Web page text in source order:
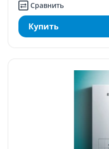
Сравнить
Купить